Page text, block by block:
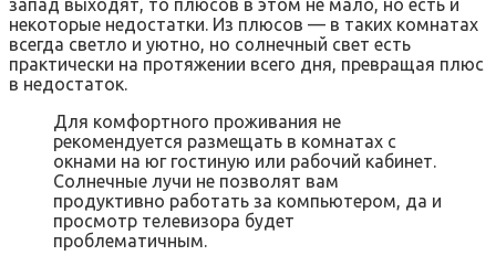
запад выходят, то плюсов в этом не мало, но есть и
некоторые недостатки. Из плюсов — в таких комнатах
всегда светло и уютно, но солнечный свет есть
практически на протяжении всего дня, превращая плюс
в недостаток.
Для комфортного проживания не
рекомендуется размещать в комнатах с
окнами на юг гостиную или рабочий кабинет.
Солнечные лучи не позволят вам
продуктивно работать за компьютером, да и
просмотр телевизора будет
проблематичным.